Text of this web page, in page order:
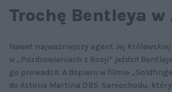
Trochę Bentleya
Nawet najważniejszy agent Jej
w „Pozdrowieniach z Rosji” jeździł
go prowadził. A dopiero w filmie
do Astona Martina DB5. Samochodu,